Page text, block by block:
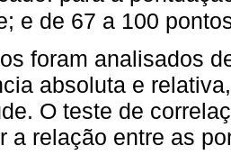
e de 67 a 100
foram analisados
absoluta e
O teste de
a relação entre as